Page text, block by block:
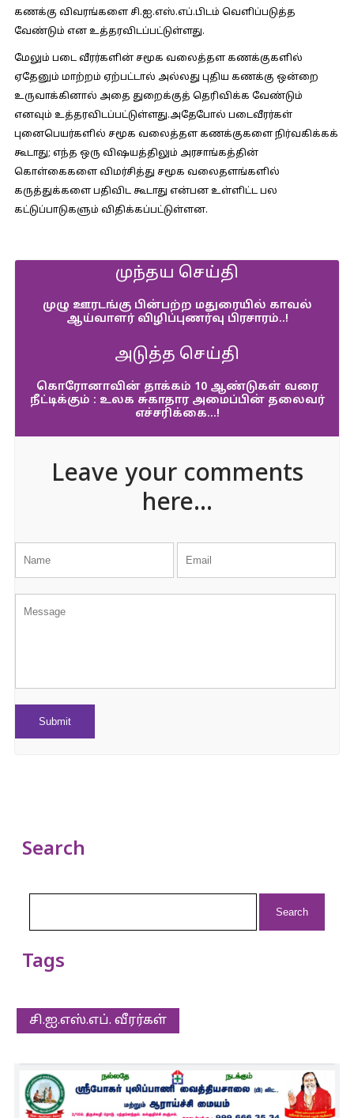
கணக்கு விவரங்களை சி.ஐ.எஸ்.எப்.பிடம் வெளிப்படுத்த
வேண்டும் என உத்தரவிடப்பட்டுள்ளது.
மேலும் படை வீரர்களின் சமூக வலைத்தள கணக்குகளில்
ஏதேனும் மாற்றம் ஏற்பட்டால் அல்லது புதிய கணக்கு ஒன்றை
உருவாக்கினால் அதை துறைக்குத் தெரிவிக்க வேண்டும்
எனவும் உத்தரவிடப்பட்டுள்ளது.அதேபோல் படைவீரர்கள்
புனைபெயர்களில் சமூக வலைத்தள கணக்குகளை நிர்வகிக்கக்
கூடாது; எந்த ஒரு விஷயத்திலும் அரசாங்கத்தின்
கொள்கைகளை விமர்சித்து சமூக வலைதளங்களில்
கருத்துக்களை பதிவிட கூடாது என்பன உள்ளிட்ட பல
கட்டுப்பாடுகளும் விதிக்கப்பட்டுள்ளன.
முந்தய செய்தி
முழு ஊரடங்கு பின்பற்ற மதுரையில் காவல்
ஆய்வாளர் விழிப்புணர்வு பிரசாரம்..!
அடுத்த செய்தி
கொரோனாவின் தாக்கம் 10 ஆண்டுகள் வரை
நீட்டிக்கும் : உலக சுகாதார அமைப்பின் தலைவர்
எச்சரிக்கை…!
Leave your comments
here...
Search
Tags
சி.ஐ.எஸ்.எப். வீரர்கள்